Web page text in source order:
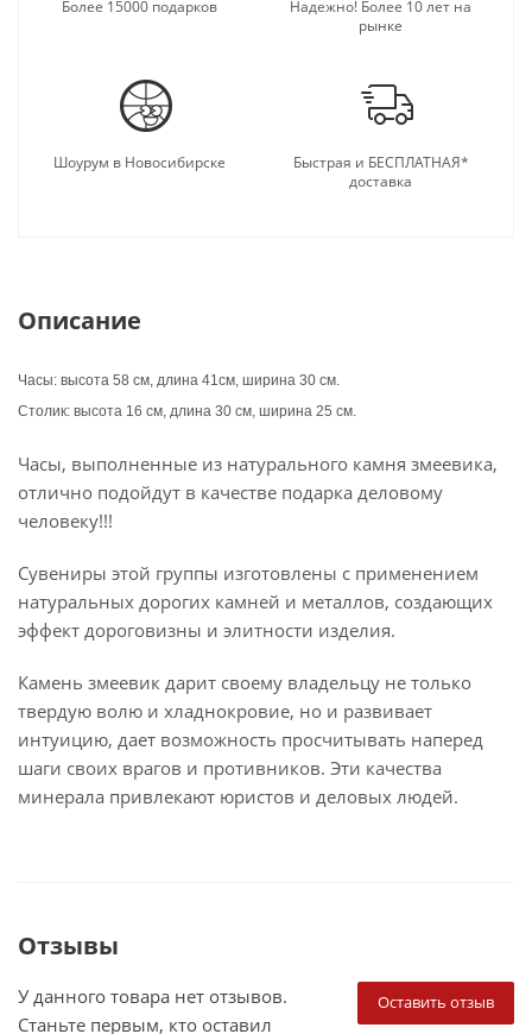
Более 15000 подарков
Надежно! Более 10 лет на
рынке
Шоурум в Новосибирске
Быстрая и БЕСПЛАТНАЯ*
доставка
Описание
Часы: высота 58 см, длина 41см, ширина 30 см.
Столик: высота 16 см, длина 30 см, ширина 25 см.
Часы, выполненные из натурального камня змеевика,
отлично подойдут в качестве подарка деловому
человеку!!!
Сувениры этой группы изготовлены с применением
натуральных дорогих камней и металлов, создающих
эффект дороговизны и элитности изделия.
Камень змеевик дарит своему владельцу не только
твердую волю и хладнокровие, но и развивает
интуицию, дает возможность просчитывать наперед
шаги своих врагов и противников. Эти качества
минерала привлекают юристов и деловых людей.
Отзывы
Оставить отзыв
У данного товара нет отзывов.
Станьте первым, кто оставил